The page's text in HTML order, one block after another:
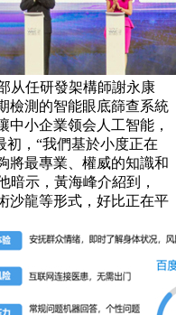
从任研發架構師謝永康
檢測的智能眼底篩查系統
中小企業领会人工智能，
初，“我們基於小度正在
將最專業、權威的知識和
暗示，黃海峰介紹到，
沙龍等形式，好比正在平